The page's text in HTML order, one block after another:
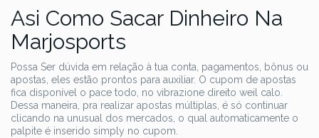
Asi Como Sacar Dinheiro Na
Marjosports
Possa Ser dúvida em relação à tua conta, pagamentos, bônus ou
apostas, eles estão prontos para auxiliar. O cupom de apostas
fica disponível o pace todo, no vibrazione direito weil calo.
Dessa maneira, pra realizar apostas múltiplas, é só continuar
clicando na unusual dos mercados, o qual automaticamente o
palpite é inserido simply no cupom.